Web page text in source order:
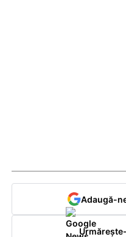
Adaugă-